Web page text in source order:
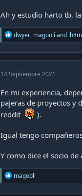
Ah y estudio harto tb,
R
e
i
o
s
:
dwyer, magooli and
14 Septiembre 2021
En mi experiencia,
pajeras de proyectos y
reddit
).
Igual tengo
Y como dice el socio
R
e
magooli